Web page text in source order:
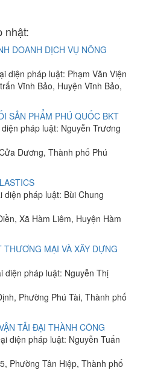
nhật:
DOANH DỊCH VỤ NÔNG
diện pháp luật: Phạm Văn Viện
Vĩnh Bảo, Huyện Vĩnh Bảo,
SẢN PHẨM PHÚ QUỐC BKT
pháp luật: Nguyễn Trương
Dương, Thành phố Phú
diện pháp luật: Bùi Chung
Xã Hàm Liêm, Huyện Hàm
MẠI VÀ XÂY DỰNG
diện pháp luật: Nguyễn Thị
Phường Phú Tài, Thành phố
TẢI ĐẠI THÀNH CÔNG
diện pháp luật: Nguyễn Tuấn
Phường Tân Hiệp, Thành phố